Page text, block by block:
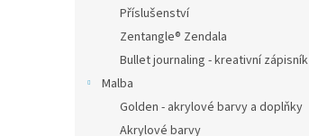
Příslušenství
Zentangle® Zendala
Bullet journaling - kreativní zápisník
Malba
Golden - akrylové barvy a doplňky
Akrylové barvy